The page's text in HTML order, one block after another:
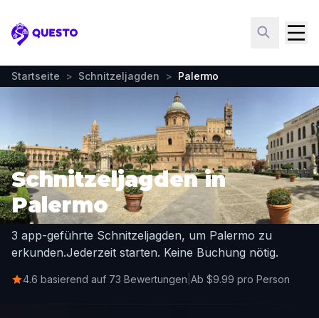
Questo
Startseite > Schnitzeljagden > Palermo
Schnitzeljagden in
Palermo
3 app-geführte Schnitzeljagden, um Palermo zu
erkunden.Jederzeit starten. Keine Buchung nötig.
4.6 basierend auf 73 Bewertungen Ab $9.99 pro Person